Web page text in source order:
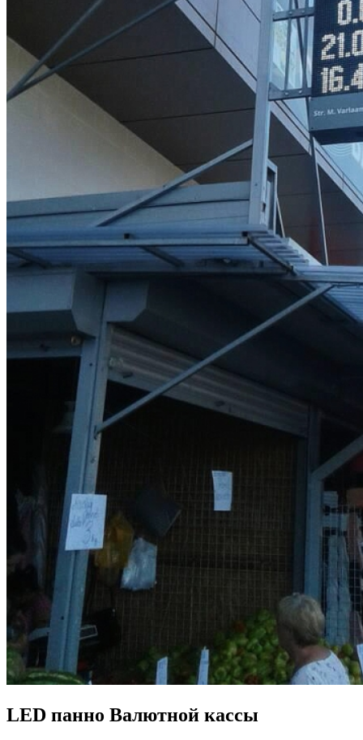
LED панно Валютной кассы